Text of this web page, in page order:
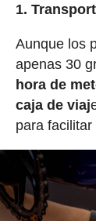
1.
Aunque los
apenas 30
hora de
caja de viaj
para